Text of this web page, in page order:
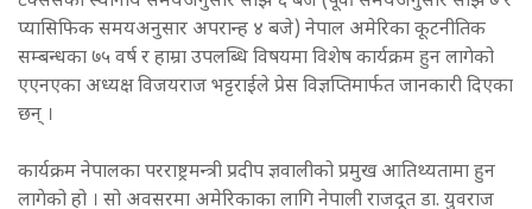
प्यासिफिक समयअनुसार अपरान्ह ४ बजे) नेपाल अमेरिका कूटनीतिक
सम्बन्धका ७५ वर्ष र हाम्रा उपलब्धि विषयमा विशेष कार्यक्रम हुन लागेको
एएनएका अध्यक्ष विजयराज भट्टराईले प्रेस विज्ञप्तिमार्फत जानकारी दिएका
छन् ।
कार्यक्रम नेपालका परराष्ट्रमन्त्री प्रदीप ज्ञवालीको प्रमुख आतिथ्यतामा हुन
लागेको हो । सो अवसरमा अमेरिकाका लागि नेपाली राजदूत डा. युवराज